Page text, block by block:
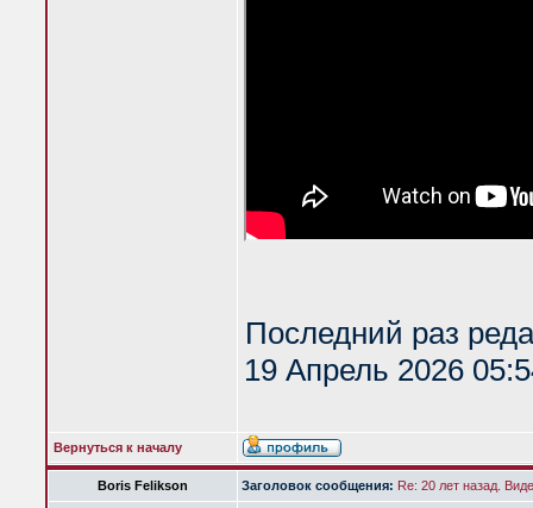
Последний раз
19 Апрель 2026
Вернуться к началу
Boris Felikson Заголовок сообщения: Re: 20 лет назад.